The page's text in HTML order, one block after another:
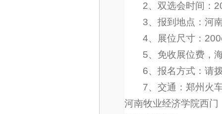
2、双选会时间：
3、报到地点：河
4、展位尺寸：
5、免收展位费，
6、报名方式：请
7、交通：郑州火
河南牧业经济学院西